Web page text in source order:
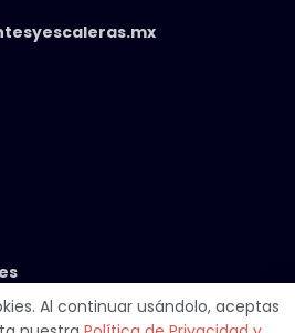
Al continuar usándolo, aceptas